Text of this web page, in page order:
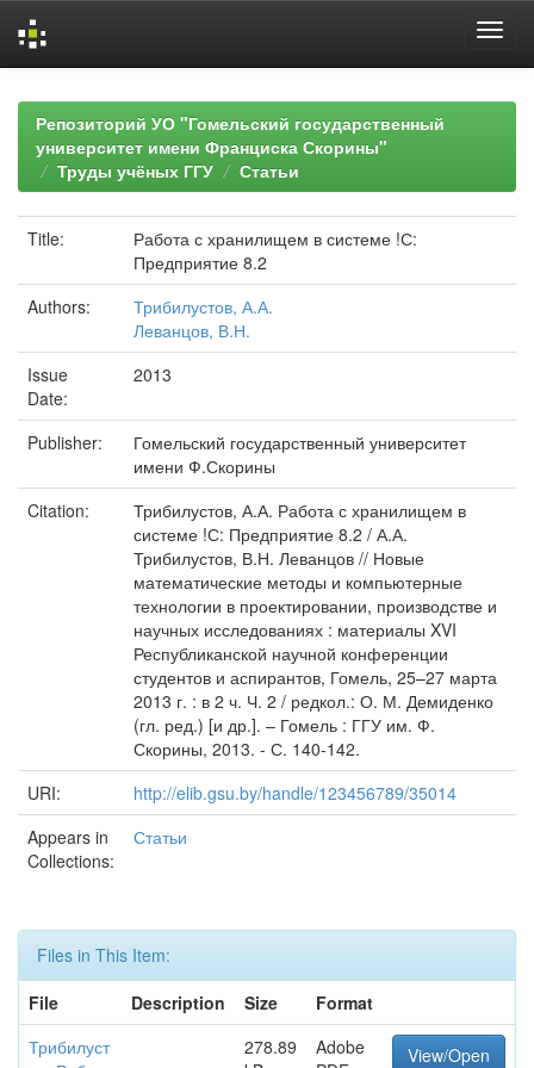
navigationРепозиторий УО "Гомельский государственный
университет имени Франциска Скорины"
Труды учёных ГГУ
Статьи
Title:
Работа с хранилищем в системе !С:
Предприятие 8.2
Authors:
Трибилустов, А.А.
Леванцов, В.Н.
Issue
Date:
2013
Publisher:
Гомельский государственный университет
имени Ф.Скорины
Citation:
Трибилустов, А.А. Работа с хранилищем в
системе !С: Предприятие 8.2 / А.А.
Трибилустов, В.Н. Леванцов // Новые
математические методы и компьютерные
технологии в проектировании, производстве и
научных исследованиях : материалы XVI
Республиканской научной конференции
студентов и аспирантов, Гомель, 25–27 марта
2013 г. : в 2 ч. Ч. 2 / редкол.: О. М. Демиденко
(гл. ред.) [и др.]. – Гомель : ГГУ им. Ф.
Скорины, 2013. - С. 140-142.
URI:
http://elib.gsu.by/handle/123456789/35014
Appears in
Collections:
Статьи
Files in This Item:
File
Description Size
Format
Трибилуст
278.89
Adobe
View/Open